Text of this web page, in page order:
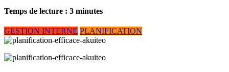
Temps de lecture : 3 minutes
GESTION INTERNE PLANIFICATION